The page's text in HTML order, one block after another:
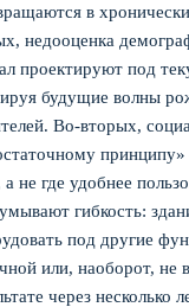
в
недооценка
проектируют под
будущие волны
Во-вторых,
не где удобнее
гибкость:
под другие
или, наоборот, не
через несколько